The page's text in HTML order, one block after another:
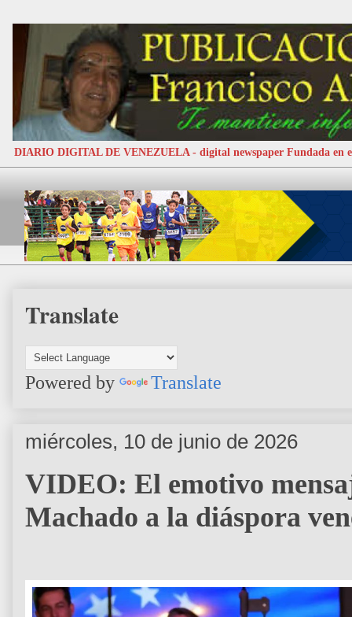
DIARIO DIGITAL DE VENEZUELA - digital newspaper Fundada en
Translate
Powered by Translate
miércoles, 10 de junio de 2026
VIDEO: El emotivo
Machado a la diáspora